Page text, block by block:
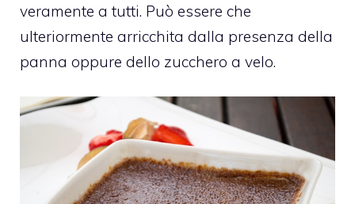
veramente a tutti. Può essere che
ulteriormente arricchita dalla presenza della
panna oppure dello zucchero a velo.